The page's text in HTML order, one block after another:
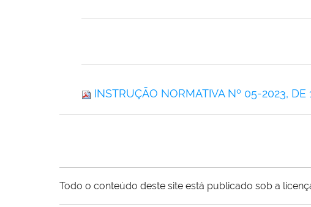
INSTRUÇÃO NORMATIVA Nº 05-2023,
Todo o conteúdo deste site está publicado sob a